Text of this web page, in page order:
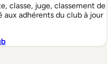
classe, juge, classement de
adhérents du club à jour